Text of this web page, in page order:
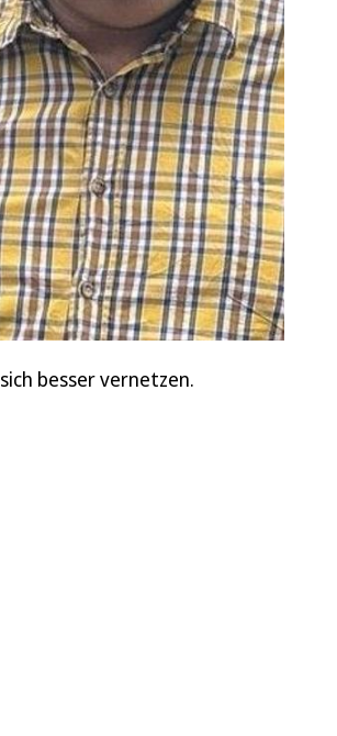
besser vernetzen.